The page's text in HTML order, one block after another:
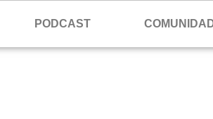
PODCAST COMUNIDAD